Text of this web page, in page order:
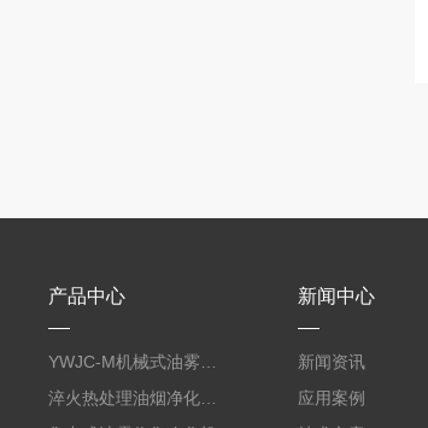
产品中心 新闻中心
新闻资讯
应用案例